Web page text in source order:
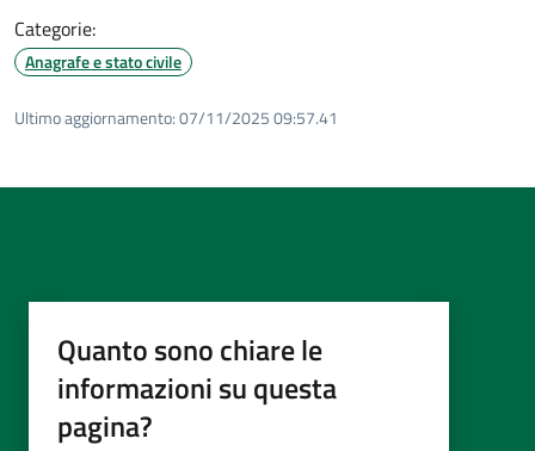
Categorie:
Anagrafe e stato civile
Ultimo aggiornamento:07/11/2025 09:57.41
Quanto sono chiare le
informazioni su questa
pagina?